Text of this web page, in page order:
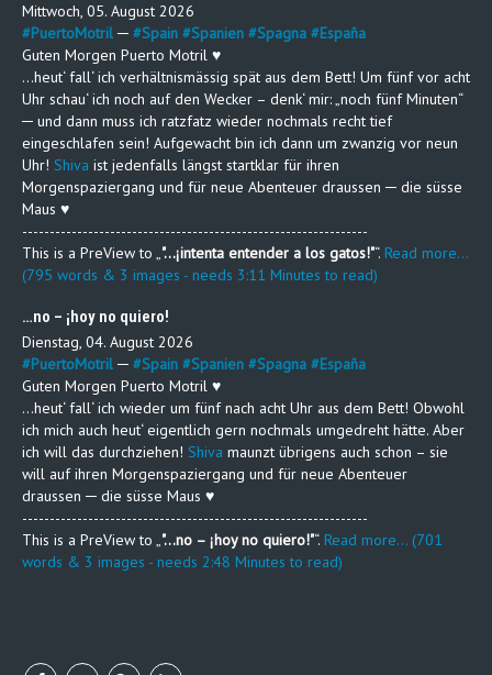
Mittwoch, 05. August 2026
#PuertoMotril ─ #Spain #Spanien #Spagna #España
Guten Morgen Puerto Motril ♥
…heut‘ fall‘ ich verhältnismässig spät aus dem Bett! Um fünf vor acht
Uhr schau‘ ich noch auf den Wecker – denk‘ mir: „noch fünf Minuten“
─ und dann muss ich ratzfatz wieder nochmals recht tief
eingeschlafen sein! Aufgewacht bin ich dann um zwanzig vor neun
Uhr! Shiva ist jedenfalls längst startklar für ihren
Morgenspaziergang und für neue Abenteuer draussen ─ die süsse
Maus ♥
---------------------------------------------------------------
This is a PreView to "…¡intenta entender a los gatos!". Read more...
(795 words & 3 images - needs 3:11 Minutes to read)
…no – ¡hoy no quiero!
Dienstag, 04. August 2026
#PuertoMotril ─ #Spain #Spanien #Spagna #España
Guten Morgen Puerto Motril ♥
…heut‘ fall‘ ich wieder um fünf nach acht Uhr aus dem Bett! Obwohl
ich mich auch heut‘ eigentlich gern nochmals umgedreht hätte. Aber
ich will das durchziehen! Shiva maunzt übrigens auch schon – sie
will auf ihren Morgenspaziergang und für neue Abenteuer
draussen ─ die süsse Maus ♥
---------------------------------------------------------------
This is a PreView to "…no – ¡hoy no quiero!". Read more... (701
words & 3 images - needs 2:48 Minutes to read)